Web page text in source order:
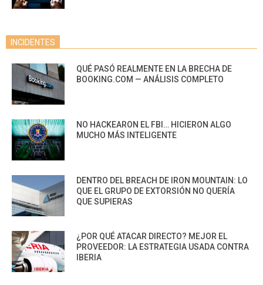
INCIDENTES
QUÉ PASÓ REALMENTE EN LA BRECHA DE
BOOKING.COM — ANÁLISIS COMPLETO
NO HACKEARON EL FBI… HICIERON ALGO
MUCHO MÁS INTELIGENTE
DENTRO DEL BREACH DE IRON MOUNTAIN: LO
QUE EL GRUPO DE EXTORSIÓN NO QUERÍA
QUE SUPIERAS
¿POR QUÉ ATACAR DIRECTO? MEJOR EL
PROVEEDOR: LA ESTRATEGIA USADA CONTRA
IBERIA